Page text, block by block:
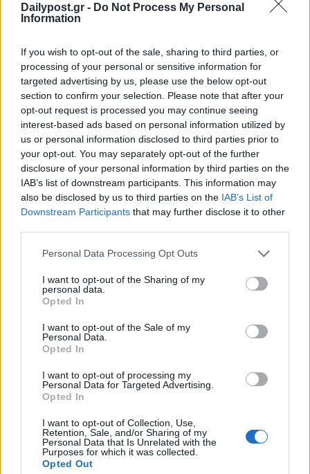
Dailypost.gr - Do Not Process My Personal
Information
If you wish to opt-out of the sale, sharing to third parties, or
processing of your personal or sensitive information for
targeted advertising by us, please use the below opt-out
section to confirm your selection. Please note that after your
opt-out request is processed you may continue seeing
interest-based ads based on personal information utilized by
us or personal information disclosed to third parties prior to
your opt-out. You may separately opt-out of the further
disclosure of your personal information by third parties on the
IAB’s list of downstream participants. This information may
also be disclosed by us to third parties on the IAB’s List of
Downstream Participants that may further disclose it to other
Personal Data Processing Opt Outs
I want to opt-out of the Sharing of my
personal data.
Opted In
I want to opt-out of the Sale of my
Personal Data.
Opted In
I want to opt-out of processing my
Personal Data for Targeted Advertising.
Opted In
I want to opt-out of Collection, Use,
Retention, Sale, and/or Sharing of my
Personal Data that Is Unrelated with the
Purposes for which it was collected.
Opted Out